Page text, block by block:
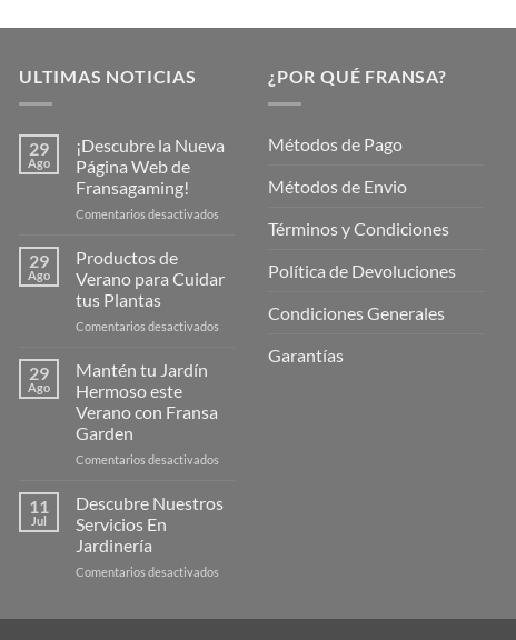
ULTIMAS NOTICIAS
29
Ago
¡Descubre la Nueva
Página Web de
Fransagaming!
Comentarios desactivados
Página
29
Ago
Productos de
Verano para Cuidar
tus Plantas
Comentarios desactivados
29
Ago
Mantén tu Jardín
Hermoso este
Verano con Fransa
Garden
Comentarios desactivados
Jardín
11
Jul
Descubre Nuestros
Servicios En
Jardinería
Comentarios desactivados
¿POR QUÉ FRANSA?
Métodos de Pago
Métodos de Envio
Términos y Condiciones
Política de Devoluciones
Condiciones Generales
Garantías